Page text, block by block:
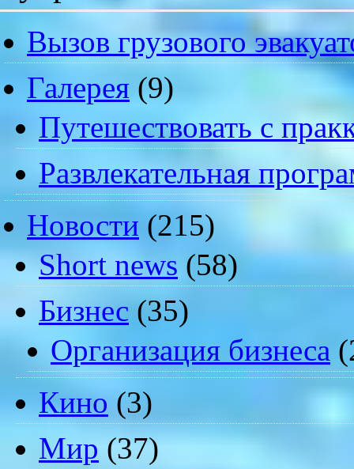
Вызов грузового
Галерея (9)
Путешествовать с
Развлекательная
Новости (215)
Short news (58)
Бизнес (35)
Организация бизнеса
Кино (3)
Мир (37)